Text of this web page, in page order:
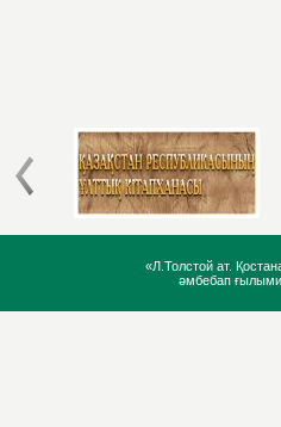
«Л.Толстой ат.
әмбебап